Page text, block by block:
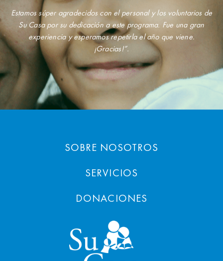
Estamos súper agradecidos con el personal y los voluntarios de
Su Casa por su dedicación a este programa. Fue una gran
experiencia y esperamos repetirla el año que viene.
¡Gracias!”.
SOBRE NOSOTROS
SERVICIOS
DONACIONES